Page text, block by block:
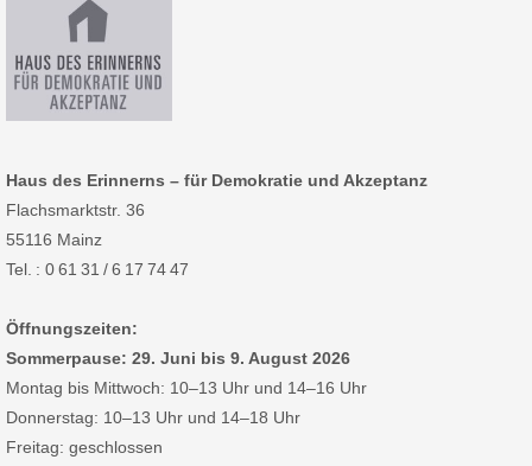
Haus des Erinnerns – für Demokratie und Akzeptanz
Flachsmarktstr. 36
55116 Mainz
Tel. : 0 61 31 / 6 17 74 47
Öffnungszeiten:
Sommerpause: 29. Juni bis 9. August 2026
Montag bis Mittwoch: 10–13 Uhr und 14–16 Uhr
Donnerstag: 10–13 Uhr und 14–18 Uhr
Freitag: geschlossen